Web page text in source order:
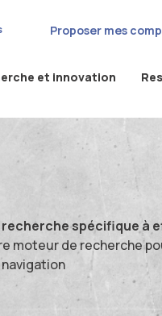
Proposer mes
et innovation
recherche spécifique à
moteur de recherche